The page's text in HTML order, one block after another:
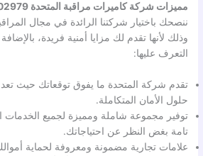
مميزات شركة كاميرات مراقبة المتحدة 50902979
ننصحك باختيار شركتنا الرائدة في مجال
وذلك لأنها تقدم لك مزايا أمنية فريدة،
التعرف عليها:
تقدم شركة المتحدة ما يفوق توقعاتك حيث
حلول الأمان المتكاملة.
توفير مجموعة شاملة ومميزة لجميع الخدمات
تامة بغض النظر عن احتياجاتك.
علامات تجارية مضمونة ومعروفة لحماية